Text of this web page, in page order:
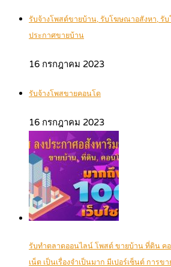
รับจ้างโพสต์ขายบ้าน, รับโฆษณาอสังหา, รับ
ประกาศขายบ้าน
16 กรกฎาคม 2023
รับจ้างโพสขายคอนโด
16 กรกฎาคม 2023
รับทำตลาดออนไลน์ โพสต์ ขายบ้าน ที่ดิน ค
เน็ต เป็นเรื่องจำเป็นมาก มีเปอร์เซ็นต์ การขา